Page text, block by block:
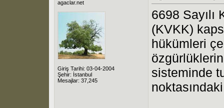
agaclar.net
Giriş Tarihi: 03-04-2004
Şehir: İstanbul
Mesajlar: 37,245
6698 Sayılı
(KVKK)
hükümleri
sisteminde